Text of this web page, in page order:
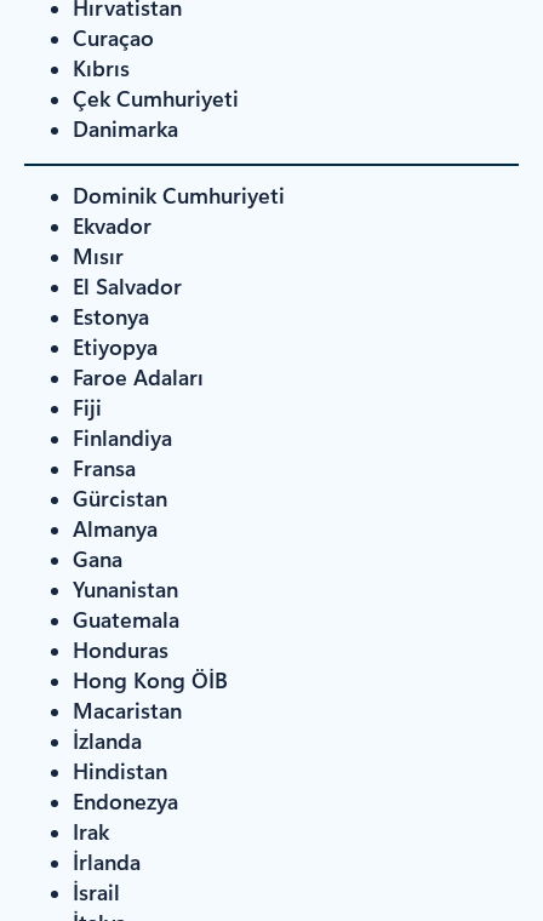
Hırvatistan
Curaçao
Kıbrıs
Çek Cumhuriyeti
Danimarka
Dominik Cumhuriyeti
Ekvador
Mısır
El Salvador
Estonya
Etiyopya
Faroe Adaları
Fiji
Finlandiya
Fransa
Gürcistan
Almanya
Gana
Yunanistan
Guatemala
Honduras
Hong Kong ÖİB
Macaristan
İzlanda
Hindistan
Endonezya
Irak
İrlanda
İsrail